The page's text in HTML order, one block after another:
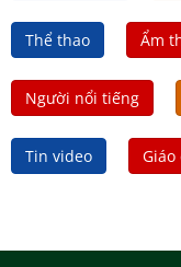
Thể thao Ẩm
Người nổi tiếng
Tin video Giáo